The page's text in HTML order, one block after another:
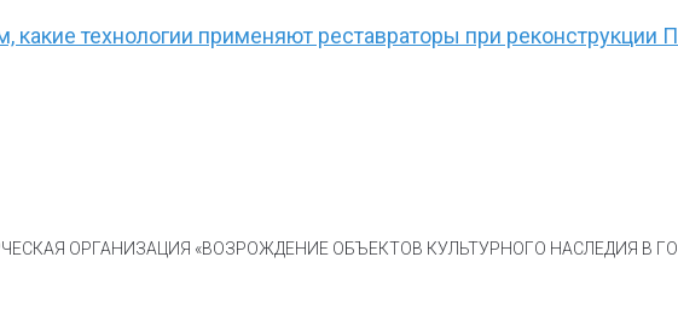
какие технологии применяют реставраторы при реконструкции
ОРГАНИЗАЦИЯ «ВОЗРОЖДЕНИЕ ОБЪЕКТОВ КУЛЬТУРНОГО НАСЛЕДИЯ В